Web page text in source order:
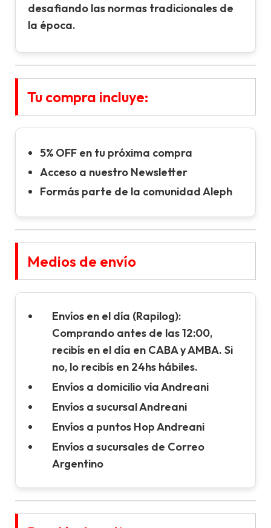
desafiando las normas tradicionales de
la época.
Tu compra incluye:
5% OFF en tu próxima compra
Acceso a nuestro Newsletter
Formás parte de la comunidad Aleph
Medios de envío
Envíos en el día (Rapilog):
Comprando antes de las 12:00,
recibís en el día en CABA y AMBA. Si
no, lo recibís en 24hs hábiles.
Envíos a domicilio vía Andreani
Envíos a sucursal Andreani
Envíos a puntos Hop Andreani
Envíos a sucursales de Correo
Argentino